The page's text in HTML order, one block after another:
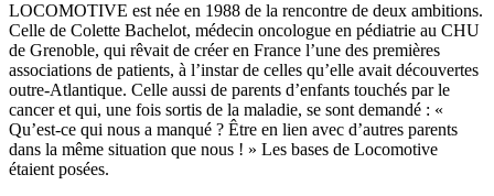
LOCOMOTIVE est née en 1988 de la rencontre de deux ambitions.
Celle de Colette Bachelot, médecin oncologue en pédiatrie au CHU
de Grenoble, qui rêvait de créer en France l’une des premières
associations de patients, à l’instar de celles qu’elle avait découvertes
outre-Atlantique. Celle aussi de parents d’enfants touchés par le
cancer et qui, une fois sortis de la maladie, se sont demandé : «
Qu’est-ce qui nous a manqué ? Être en lien avec d’autres parents
dans la même situation que nous ! » Les bases de Locomotive
étaient posées.